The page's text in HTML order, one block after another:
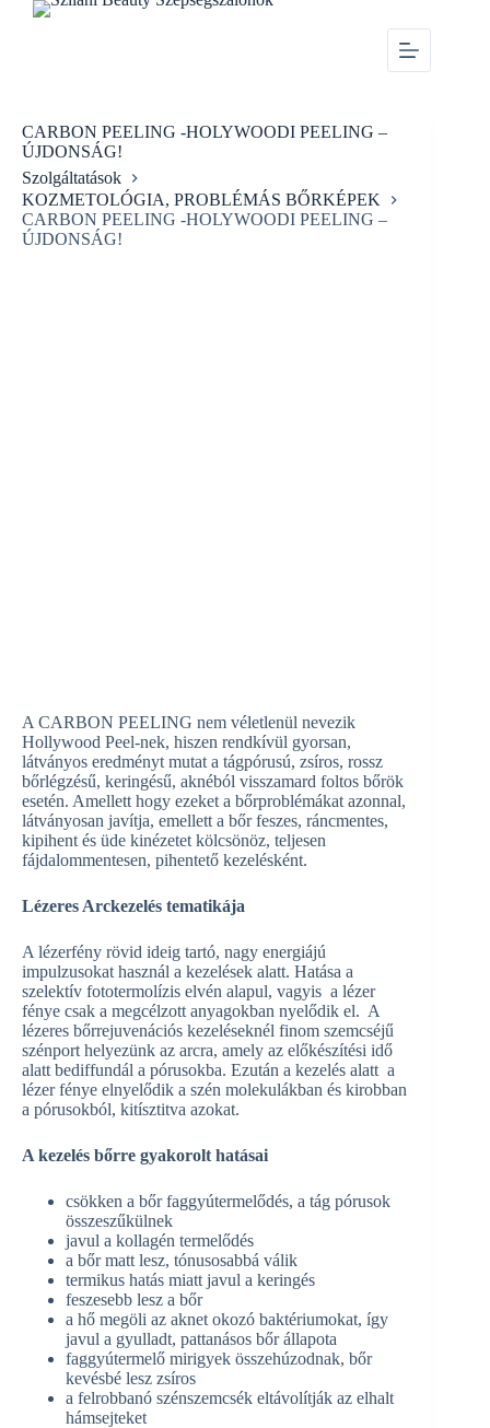
CARBON PEELING -HOLYWOODI PEELING –
ÚJDONSÁG!
Szolgáltatások
KOZMETOLÓGIA, PROBLÉMÁS BŐRKÉPEK
CARBON PEELING -HOLYWOODI PEELING –
ÚJDONSÁG!
A CARBON PEELING nem véletlenül nevezik
Hollywood Peel-nek, hiszen rendkívül gyorsan,
látványos eredményt mutat a tágpórusú, zsíros, rossz
bőrlégzésű, keringésű, aknéból visszamard foltos bőrök
esetén. Amellett hogy ezeket a bőrproblémákat azonnal,
látványosan javítja, emellett a bőr feszes, ráncmentes,
kipihent és üde kinézetet kölcsönöz, teljesen
fájdalommentesen, pihentető kezelésként.
Lézeres Arckezelés tematikája
A lézerfény rövid ideig tartó, nagy energiájú
impulzusokat használ a kezelések alatt. Hatása a
szelektív fototermolízis elvén alapul, vagyis a lézer
fénye csak a megcélzott anyagokban nyelődik el. A
lézeres bőrrejuvenációs kezeléseknél finom szemcséjű
szénport helyezünk az arcra, amely az előkészítési idő
alatt bediffundál a pórusokba. Ezután a kezelés alatt a
lézer fénye elnyelődik a szén molekulákban és kirobban
a pórusokból, kitísztitva azokat.
A kezelés bőrre gyakorolt hatásai
csökken a bőr faggyútermelődés, a tág pórusok
összeszűkülnek
javul a kollagén termelődés
a bőr matt lesz, tónusosabbá válik
termikus hatás miatt javul a keringés
feszesebb lesz a bőr
a hő megöli az aknet okozó baktériumokat, így
javul a gyulladt, pattanásos bőr állapota
faggyútermelő mirigyek összehúzodnak, bőr
kevésbé lesz zsíros
a felrobbanó szénszemcsék eltávolítják az elhalt
hámsejteket